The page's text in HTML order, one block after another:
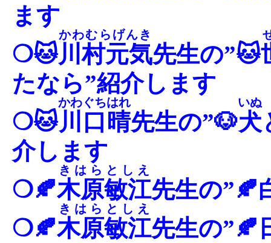
ます
❍🐱川村元気
かわむらげんき
先生の”🐱
たなら”紹介します
❍🐱川口晴
かわぐちはれ
先生の”🐶犬
いぬ
介します
❍🍂木原敏江
きはらとしえ
先生の
❍🍂木原敏江
きはらとしえ
先生の”🍂